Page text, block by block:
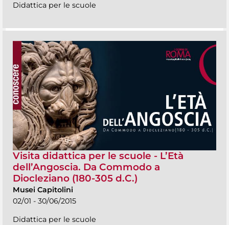
Didattica per le scuole
Visita didattica per le scuole - L’Età
dell’Angoscia. Da Commodo a
Diocleziano (180-305 d.C.)
Musei Capitolini
02/01 - 30/06/2015
Didattica per le scuole